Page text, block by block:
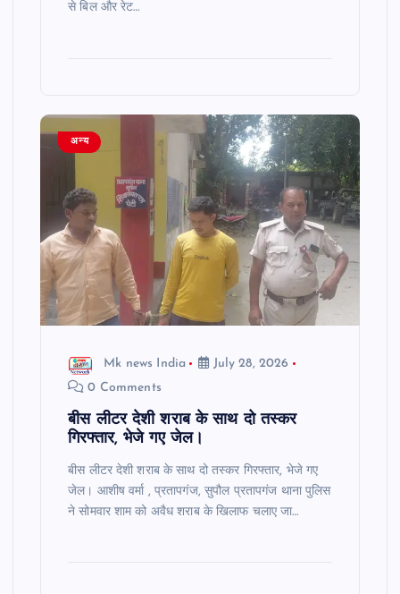
से बिल और रेट…
अन्य
Mk news India
July 28, 2026
0 Comments
बीस लीटर देशी शराब के साथ दो तस्कर
गिरफ्तार, भेजे गए जेल।
बीस लीटर देशी शराब के साथ दो तस्कर गिरफ्तार, भेजे गए
जेल। आशीष वर्मा , प्रतापगंज, सुपौल प्रतापगंज थाना पुलिस
ने सोमवार शाम को अवैध शराब के खिलाफ चलाए जा…